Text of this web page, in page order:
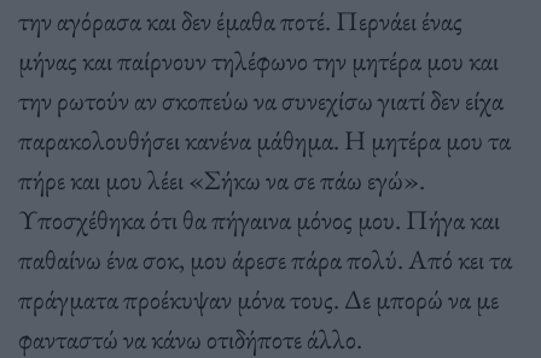
την αγόρασα και δεν έμαθα ποτέ. Περνάει ένας
μήνας και παίρνουν τηλέφωνο την μητέρα μου και
την ρωτούν αν σκοπεύω να συνεχίσω γιατί δεν είχα
παρακολουθήσει κανένα μάθημα. Η μητέρα μου τα
πήρε και μου λέει «Σήκω να σε πάω εγώ».
Υποσχέθηκα ότι θα πήγαινα μόνος μου. Πήγα και
παθαίνω ένα σοκ, μου άρεσε πάρα πολύ. Από κει τα
πράγματα προέκυψαν μόνα τους. Δε μπορώ να με
φανταστώ να κάνω οτιδήποτε άλλο.